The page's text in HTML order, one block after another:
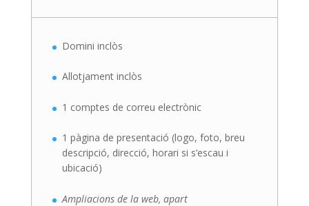
Domini inclòs
Allotjament inclòs
1 comptes de correu electrònic
1 pàgina de presentació (logo, foto, breu
descripció, direcció, horari si s’escau i
ubicació)
Ampliacions de la web, apart